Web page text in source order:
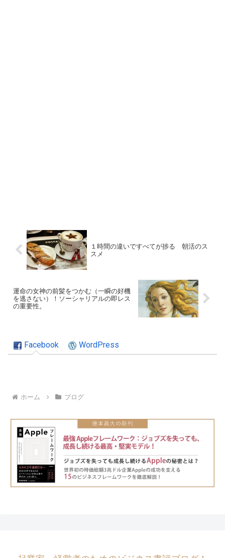
１時間の違いですべてが捗る 朝活のス
スメ
運命の女神の前髪をつかむ（一瞬の好機
を逃さない）！ソーシャリアルの即レス
の重要性。
Facebook WordPress
ホーム ブログ